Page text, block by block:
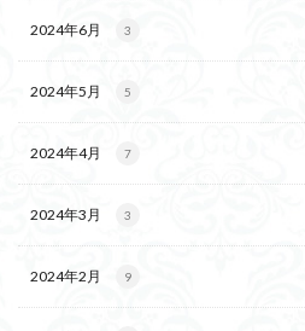
2024年6月 3
2024年5月 5
2024年4月 7
2024年3月 3
2024年2月 9